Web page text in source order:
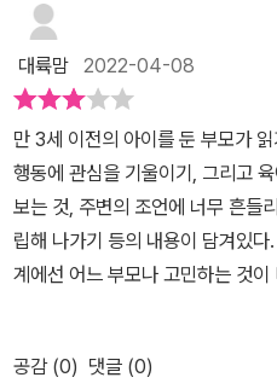
맞는 말이라 굳이 줄을 그을 것도
을 한 번 더 들여다보며, 오늘은 너
어줄게!하고 다짐하기도 했다. 하
아오면 이 다짐은 눈녹듯 사라지
라는 게, 그렇게 쉬운 일은 아니니
도 노력해 봐야겠다고는 생각한다
시 결심할게. (아이뿐만 아니라-
여서 다 듣고나면 공감을 해주고
조언이 내맘대로 되지않기에 이
어렵지않은 이야기와 사례들로 충
를 할수있음을 응원해주고 길잡이를 해주는 책입니다*출판사로부터
책을 제공받아 읽은 후에 쓴 후기
대륙맘 2022-04-08
만 3세 이전의 아이를 둔 부모가
행동에 관심을 기울이기, 그리고
보는 것, 주변의 조언에 너무 흔들
립해 나가기 등의 내용이 담겨있
계에선 어느 부모나 고민하는 것
리광을 받아주는 것’은 구분해야
행위인가?’에 있습니다. 부모의 편
공감 (0) 댓글 (0)